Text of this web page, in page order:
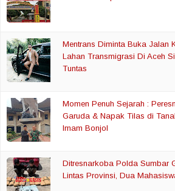
Mentrans Diminta Buka Jalan
Lahan Transmigrasi Di Aceh
Tuntas
Momen Penuh Sejarah :
Garuda & Napak Tilas di
Imam Bonjol
Ditresnarkoba Polda Sumbar
Lintas Provinsi, Dua